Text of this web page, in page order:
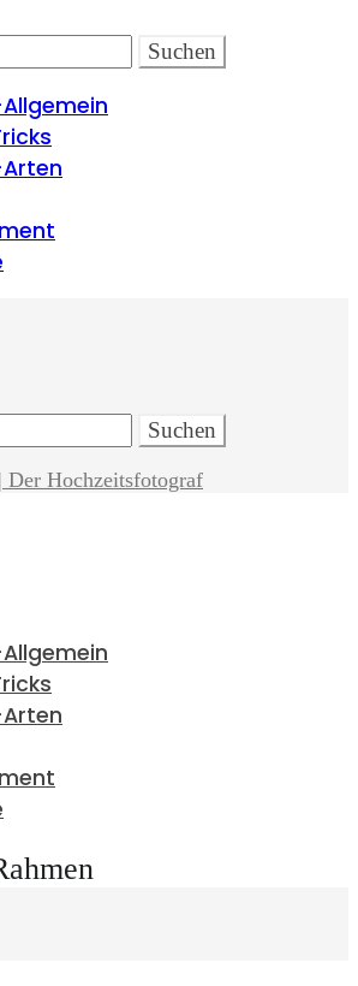
Hochzeitsfotograf